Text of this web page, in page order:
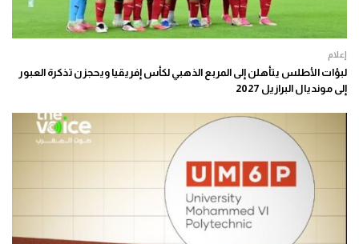
إعلام
لبؤات الأطلس يتأهلن إلى المربع الذهبي لكأس إفريقيا ويحجزن تذكرة العبور
إلى مونديال البرازيل 2027